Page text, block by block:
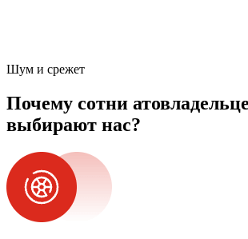
Шум и срежет
Почему сотни
выбирают нас?